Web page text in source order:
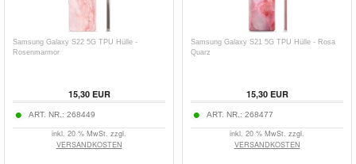
Samsung Galaxy S22 5G TPU Hülle -
Rosenmarmor
15,30 EUR
ART. NR.: 268449
inkl. 20 % MwSt. zzgl.
VERSANDKOSTEN
Samsung Galaxy S21 5G TPU Hülle - Rosa
Quarz
15,30 EUR
ART. NR.: 268477
inkl. 20 % MwSt. zzgl.
VERSANDKOSTEN